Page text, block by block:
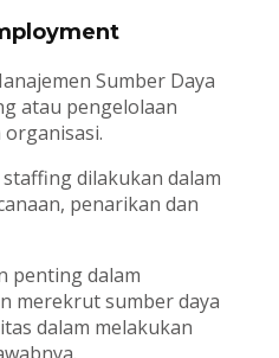
Sumber Daya
atau pengelolaan
dilakukan dalam
penarikan dan
penting dalam
merekrut sumber daya
dalam melakukan